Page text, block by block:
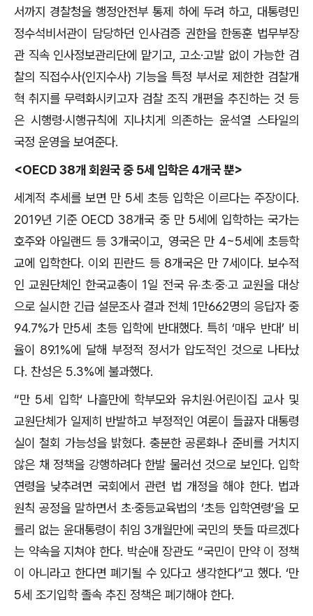
서까지 경찰청을 행정안전부 통제 하에 두려 하고, 대통령민
정수석비서관이 담당하던 인사검증 권한을 한동훈 법무부장
관 직속 인사정보관리단에 맡기고, 고소·고발 없이 가능한 검
찰의 직접수사(인지수사) 기능을 특정 부서로 제한한 검찰개
혁 취지를 무력화시키고자 검찰 조직 개편을 추진하는 것 등
은 시행령·시행규칙에 지나치게 의존하는 윤석열 스타일의
국정 운영을 보여준다.
<OECD 38개 회원국 중 5세 입학은 4개국 뿐>
세계적 추세를 보면 만 5세 초등 입학은 이르다는 주장이다.
2019년 기준 OECD 38개국 중 만 5세에 입학하는 국가는
호주와 아일랜드 등 3개국이고, 영국은 만 4~5세에 초등학
교에 입학한다. 이외 핀란드 등 8개국은 만 7세이다. 보수적
인 교원단체인한국교총이 1일 전국 유‧초‧중‧고 교원을 대상
으로 실시한 긴급 설문조사 결과 전체 1만662명의 응답자 중
94.7%가 만5세 초등 입학에 반대했다. 특히 ‘매우 반대’ 비
율이 89.1%에 달해 부정적 정서가 압도적인 것으로 나타났
다. 찬성은 5.3%에 불과했다.
“만 5세 입학‘ 나흘만에 학부모와 유치원‧어린이집 교사 및
교원단체가 일제히 반발하고 부정적인 여론이 들끓자 대통령
실이 철회 가능성을 밝혔다. 충분한 공론화나 준비를 거치지
않은 채 정책을 강행하려다 한발 물러선 것으로 보인다. 입학
연령을 낮추려면 국회에서 관련 법 개정을 해야 한다. 법과
원칙 공정을 말하면서 초·중등교육법의 ‘초등 입학연령’을 모
를리 없는 윤대통령이 취임 3개월만에 국민의 뜻들 따르겠다
는 약속을 지쳐야 한다. 박순애 장관도 “국민이 만약 이 정책
이 아니라고 한다면 폐기될 수 있다고 생각한다”고 했다. ‘만
5세 조기입학 졸속 추진 정책은 폐기해야 한다.